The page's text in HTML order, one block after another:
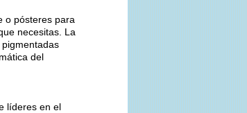
o pósteres para
necesitas. La
del
líderes en el